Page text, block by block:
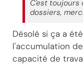
C'est toujours
dossiers,
Désolé si ça a
l'accumulation
capacité de